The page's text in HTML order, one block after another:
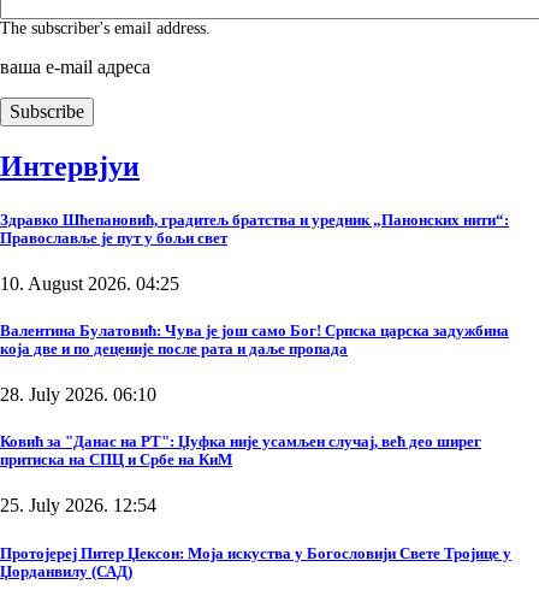
The subscriber's email address.
ваша е-mail адреса
Интервјуи
Здравко Шћепановић, градитељ братства и уредник „Панонских нити“:
Православље је пут у бољи свет
10. August 2026. 04:25
Валентина Булатовић: Чува је још само Бог! Српска царска задужбина
која две и по деценије после рата и даље пропада
28. July 2026. 06:10
Ковић за "Данас на РТ": Џуфка није усамљен случај, већ део ширег
притиска на СПЦ и Србе на КиМ
25. July 2026. 12:54
Протојереј Питер Џексон: Моја искуства у Богословији Свете Тројице у
Џорданвилу (САД)